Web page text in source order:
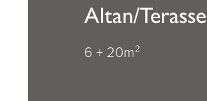
Altan/Terasse
6 + 20m²